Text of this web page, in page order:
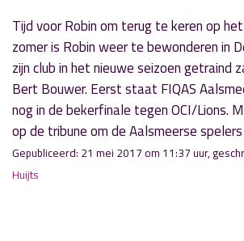
Tijd voor Robin om terug te keren op
zomer is Robin weer te bewonderen in
zijn club in het nieuwe seizoen getraind
Bert Bouwer. Eerst staat FIQAS
nog in de bekerfinale tegen OCI/Lions.
op de tribune om de Aalsmeerse
Gepubliceerd: 21 mei 2017 om 11:37 uur,
Huijts